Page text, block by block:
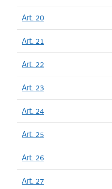
Art. 20
Art. 21
Art. 22
Art. 23
Art. 24
Art. 25
Art. 26
Art. 27